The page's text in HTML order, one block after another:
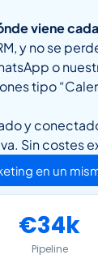
viene
y no se
o
tipo
y
Sin costes
en un
€34k
Pipeline